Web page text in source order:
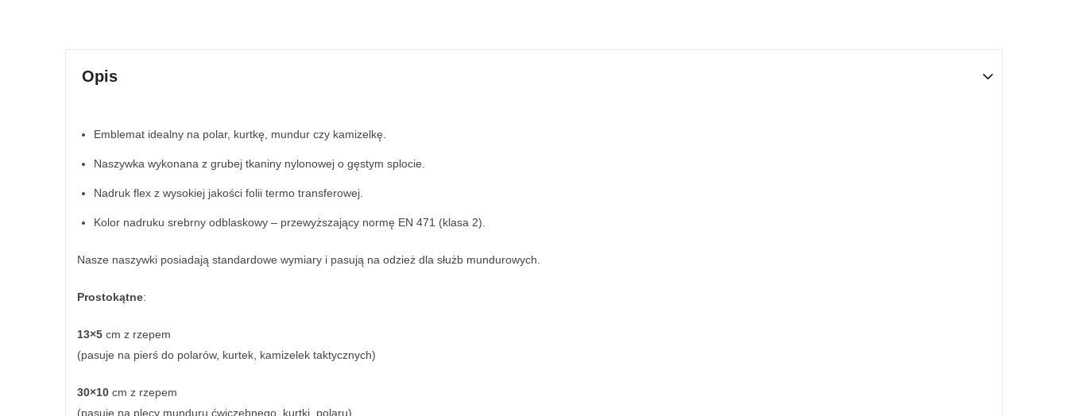
Opis
Emblemat idealny na polar, kurtkę, mundur czy kamizelkę.
Naszywka wykonana z grubej tkaniny nylonowej o gęstym splocie.
Nadruk flex z wysokiej jakości folii termo transferowej.
Kolor nadruku srebrny odblaskowy – przewyższający normę EN 471 (klasa 2).
Nasze naszywki posiadają standardowe wymiary i pasują na odzież dla służb mundurowych.
Prostokątne:
13×5 cm z rzepem
(pasuje na pierś do polarów, kurtek, kamizelek taktycznych)
30×10 cm z rzepem
(pasuje na plecy munduru ćwiczebnego, kurtki, polaru)